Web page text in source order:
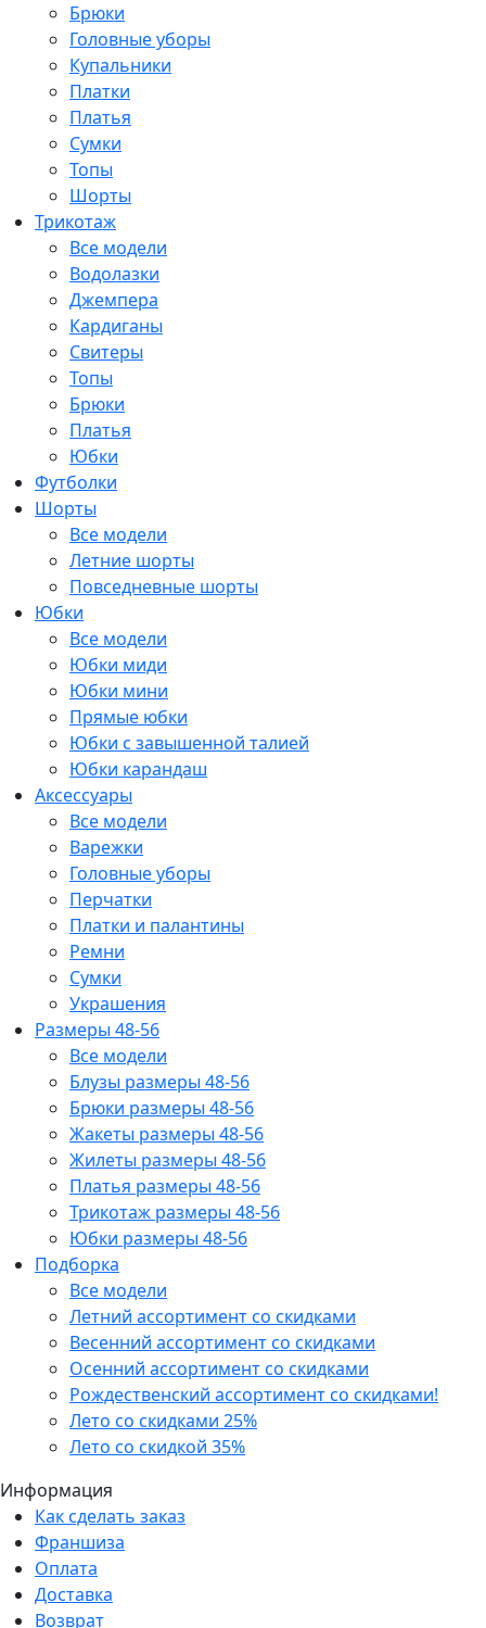
Брюки
Головные уборы
Купальники
Платки
Платья
Сумки
Топы
Шорты
Трикотаж
Все модели
Водолазки
Джемпера
Кардиганы
Свитеры
Топы
Брюки
Платья
Юбки
Футболки
Шорты
Все модели
Летние шорты
Повседневные шорты
Юбки
Все модели
Юбки миди
Юбки мини
Прямые юбки
Юбки с завышенной талией
Юбки карандаш
Аксессуары
Все модели
Варежки
Головные уборы
Перчатки
Платки и палантины
Ремни
Сумки
Украшения
Размеры 48-56
Все модели
Блузы размеры 48-56
Брюки размеры 48-56
Жакеты размеры 48-56
Жилеты размеры 48-56
Платья размеры 48-56
Трикотаж размеры 48-56
Юбки размеры 48-56
Подборка
Все модели
Летний ассортимент со скидками
Весенний ассортимент со скидками
Осенний ассортимент со скидками
Рождественский ассортимент со скидками!
Лето со скидками 25%
Лето со скидкой 35%
Информация
Как сделать заказ
Франшиза
Оплата
Доставка
Возврат